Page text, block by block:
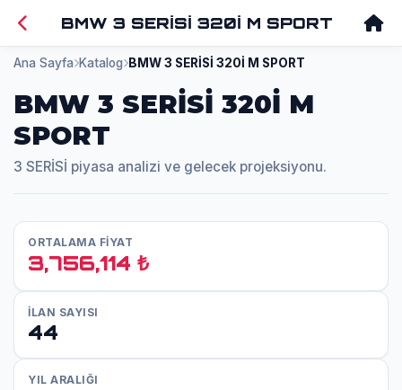
BMW 3 SERİSİ 320İ M SPORT
Ana Sayfa Katalog BMW 3 SERİSİ 320İ M SPORT
BMW 3 SERİSİ 320İ M
SPORT
3 SERİSİ piyasa analizi ve gelecek projeksiyonu.
ORTALAMA FİYAT
3,756,114 ₺
İLAN SAYISI
44
YIL ARALIĞI